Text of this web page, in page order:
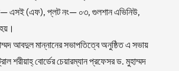
এসই (এফ), প্লট নং— ০৩, গুলশান এভিনিউ,
আবদুল মান্নানের সভাপতিত্বে অনুষ্ঠিত এ সভায়
শরীয়াহ্ বোর্ডের চেয়ারম্যান প্রফেসর ড. মুহাম্মদ